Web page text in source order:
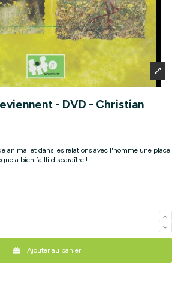
- DVD - Christian
animal et dans les relations avec l'homme une place
a bien failli disparaître !
Ajouter au panier